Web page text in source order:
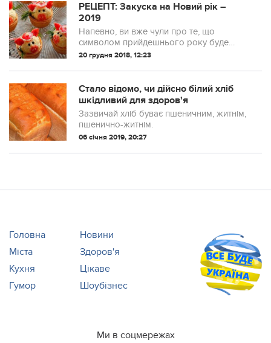
РЕЦЕПТ: Закуска на Новий рік –
2019
Напевно, ви вже чули про те, що
символом прийдешнього року буде
Жовта Земляна Свиня. Саме від неї
20 грудня 2018, 12:23
Стало відомо, чи дійсно білий хліб
шкідливий для здоров'я
Зазвичай хліб буває пшеничним, житнім,
пшенично-житнім.
06 січня 2019, 20:27
Головна
Новини
Міста
Здоров'я
Кухня
Цікаве
Гумор
Шоубізнес
Ми в соцмережах